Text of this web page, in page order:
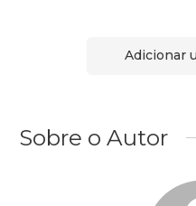
Adicionar
Sobre o Autor